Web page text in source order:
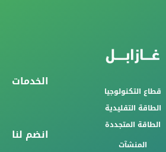
الخدمات
قطاع التكنولوجيا
الطاقة التقليدية
الطاقة المتجددة
انضم لنا
المنشآت